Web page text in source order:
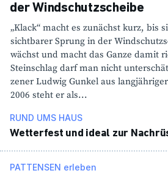
der Windschutzscheibe
„Klack“ macht es zunächst kurz, bis
sicht­barer Sprung in der
wächst und macht das Ganze damit
Stein­schlag darf man nicht
zener Ludwig Gunkel aus
2006 steht er als...
RUND UMS HAUS
Wetter­fest und ideal zur
PATTENSEN erleben